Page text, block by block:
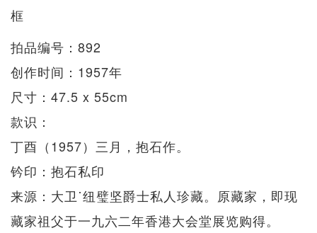
框
拍品编号：892
创作时间：1957年
尺寸：47.5 x 55cm
款识：
丁酉（1957）三月，抱石作。
钤印：抱石私印
来源：大卫˙纽璧坚爵士私人珍藏。原藏家，即现
藏家祖父于一九六二年香港大会堂展览购得。